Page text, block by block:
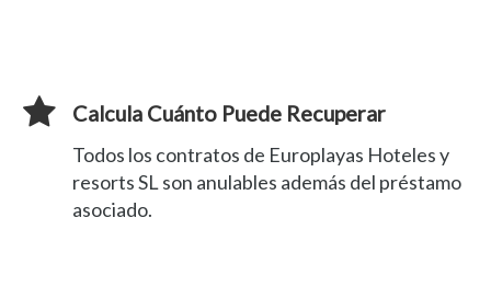
Calcula Cuánto Puede Recuperar
Todos los contratos de Europlayas Hoteles y
resorts SL son anulables además del préstamo
asociado.